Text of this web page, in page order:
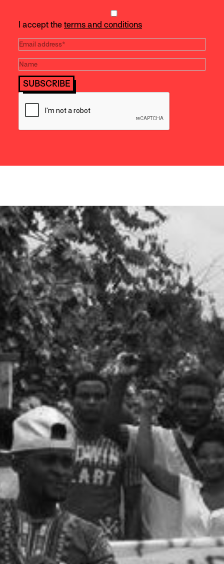
I accept the terms and conditions
SUBSCRIBE